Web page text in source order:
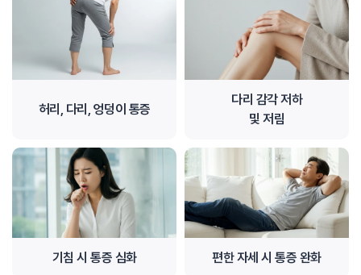
허리, 다리, 엉덩이 통증
다리 감각 저하
및 저림
기침 시 통증 심화 편한 자세 시 통증 완화